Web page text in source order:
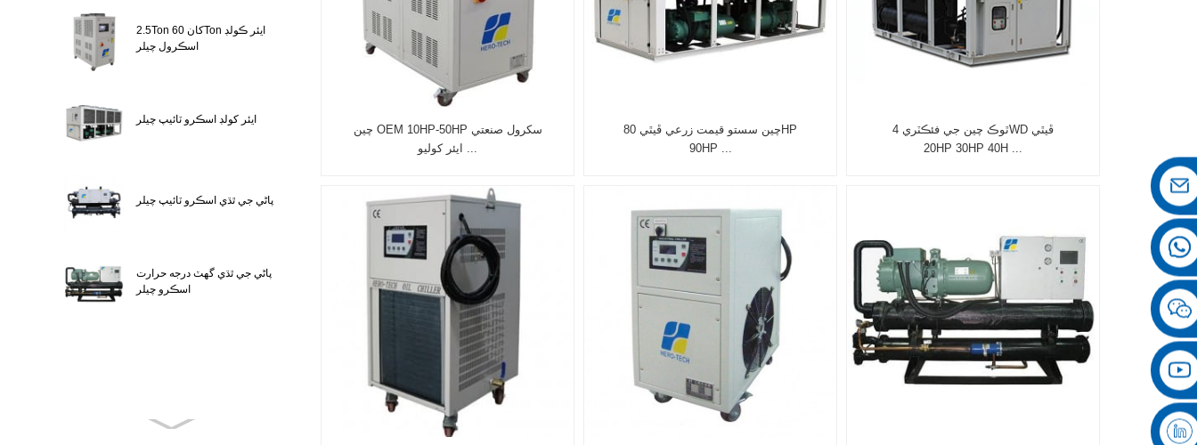
2.5Ton کان 60Ton ايئر ڪولڊ
اسڪرول چيلر
ايئر کولڊ اسڪرو ٽائيپ چيلر
پاڻي جي ٿڌي اسڪرو ٽائيپ چيلر
پاڻي جي ٿڌي گھٽ درجه حرارت
اسڪرو چيلر
چين OEM 10HP-50HP سکرول صنعتي
ايئر کوليو ...
چين سستو قيمت زرعي ڦيٿي 80HP
90HP ...
ٿوڪ چين جي فئڪٽري 4WD ڦيٿي
20HP 30HP 40H ...